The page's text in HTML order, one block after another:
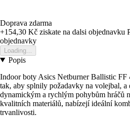
Doprava zdarma
+154,30 Kč ziskate na dalsi objednavku
objednavky
Loading...
Popis
Indoor boty Asics Netburner Ballistic FF
tak, aby splnily požadavky na volejbal, a
dynamickým a rychlým pohybům hráčů
kvalitních materiálů, nabízejí ideální
trvanlivosti.